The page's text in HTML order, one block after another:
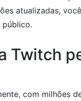
atualizadas,
Twitch
com milhões